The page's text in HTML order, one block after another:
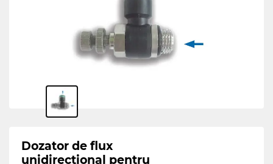
Dozator de flux
unidirectional pentru